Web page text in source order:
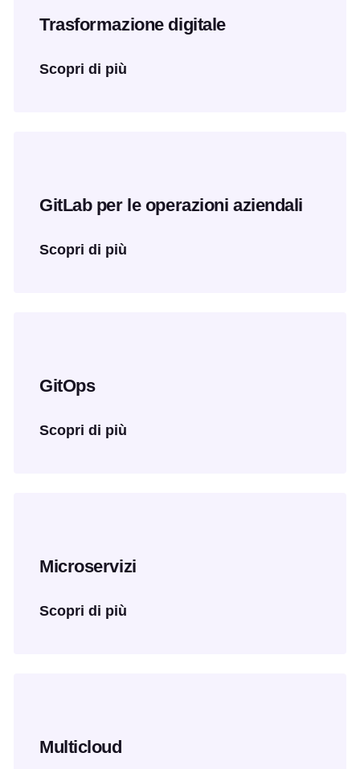
Trasformazione digitale
Scopri di più
GitLab per le operazioni aziendali
Scopri di più
GitOps
Scopri di più
Microservizi
Scopri di più
Multicloud